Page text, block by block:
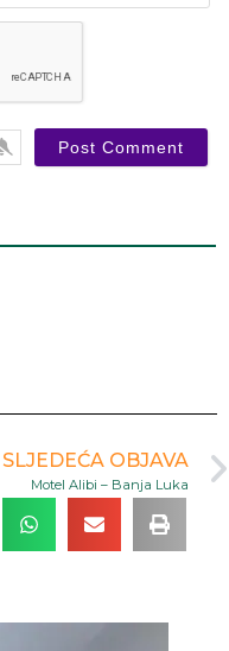
SLJEDEĆA OBJAVA
Motel Alibi – Banja Luka